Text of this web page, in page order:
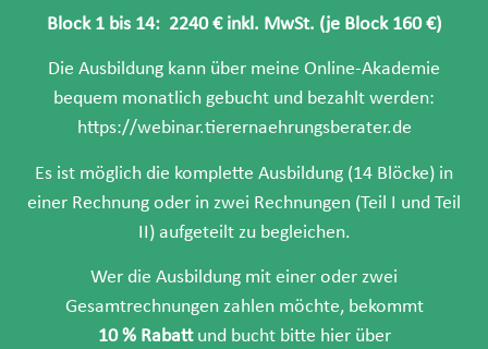
Block 1 bis 14: 2240 € inkl. MwSt. (je Block 160 €)
Die Ausbildung kann über meine Online-Akademie
bequem monatlich gebucht und bezahlt werden:
https://webinar.tierernaehrungsberater.de
Es ist möglich die komplette Ausbildung (14 Blöcke) in
einer Rechnung oder in zwei Rechnungen (Teil I und Teil
II) aufgeteilt zu begleichen.
Wer die Ausbildung mit einer oder zwei
Gesamtrechnungen zahlen möchte, bekommt
10 % Rabattund bucht bitte hier über